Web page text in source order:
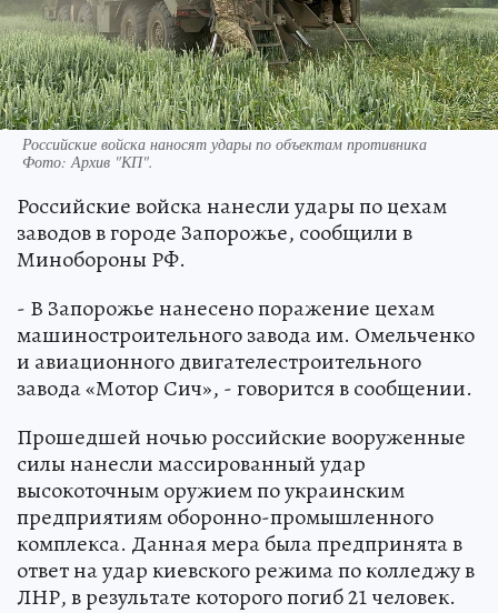
Российские войска наносят удары по объектам противника
Фото:Архив "КП".
Российские войска нанесли удары по цехам
заводов в городе Запорожье, сообщили в
Минобороны РФ.
- В Запорожье нанесено поражение цехам
машиностроительного завода им. Омельченко
и авиационного двигателестроительного
завода «Мотор Сич», - говорится в сообщении.
Прошедшей ночью российские вооруженные
силы нанесли массированный удар
высокоточным оружием по украинским
предприятиям оборонно-промышленного
комплекса. Данная мера была предпринята в
ответ на удар киевского режима по колледжу в
ЛНР, в результате которого погиб 21 человек.